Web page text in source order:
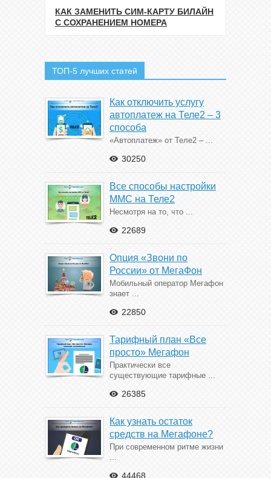
КАК ЗАМЕНИТЬ СИМ-КАРТУ БИЛАЙН
С СОХРАНЕНИЕМ НОМЕРА
ТОП-5 лучших статей
Как отключить услугу
автоплатеж на Теле2 – 3
способа
«Автоплатеж» от Теле2 – ...
30250
Все способы настройки
ММС на Теле2
Несмотря на то, что ...
22689
Опция «Звони по
России» от МегаФон
Мобильный оператор Мегафон
знает ...
22850
Тарифный план «Все
просто» Мегафон
Практически все
существующие тарифные ...
26385
Как узнать остаток
средств на Мегафоне?
При современном ритме жизни
44468